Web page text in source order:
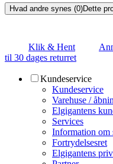
Hvad andre synes (0)Dette
Klik & Hent
til 30 dages returret
Kundeservice
Kundeservice
Varehuse /
Elgigantens
Services
Information om
Fortrydelsesret
Elgigantens